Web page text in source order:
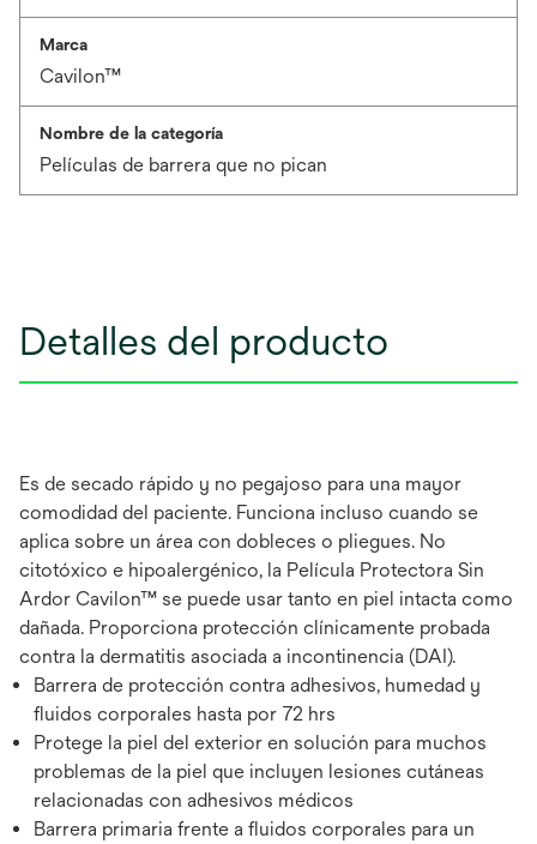
Marca
Cavilon™
Nombre de la categoría
Películas de barrera que no pican
Detalles del producto
Es de secado rápido y no pegajoso para una mayor
comodidad del paciente. Funciona incluso cuando se
aplica sobre un área con dobleces o pliegues. No
citotóxico e hipoalergénico, la Película Protectora Sin
Ardor Cavilon™ se puede usar tanto en piel intacta como
dañada. Proporciona protección clínicamente probada
contra la dermatitis asociada a incontinencia (DAI).
Barrera de protección contra adhesivos, humedad y
fluidos corporales hasta por 72 hrs
Protege la piel del exterior en solución para muchos
problemas de la piel que incluyen lesiones cutáneas
relacionadas con adhesivos médicos
Barrera primaria frente a fluidos corporales para un